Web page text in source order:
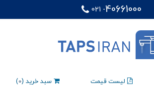
021 -40661000
لیست قیمت سبد خرید (0
)